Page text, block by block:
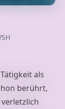
als
berührt,